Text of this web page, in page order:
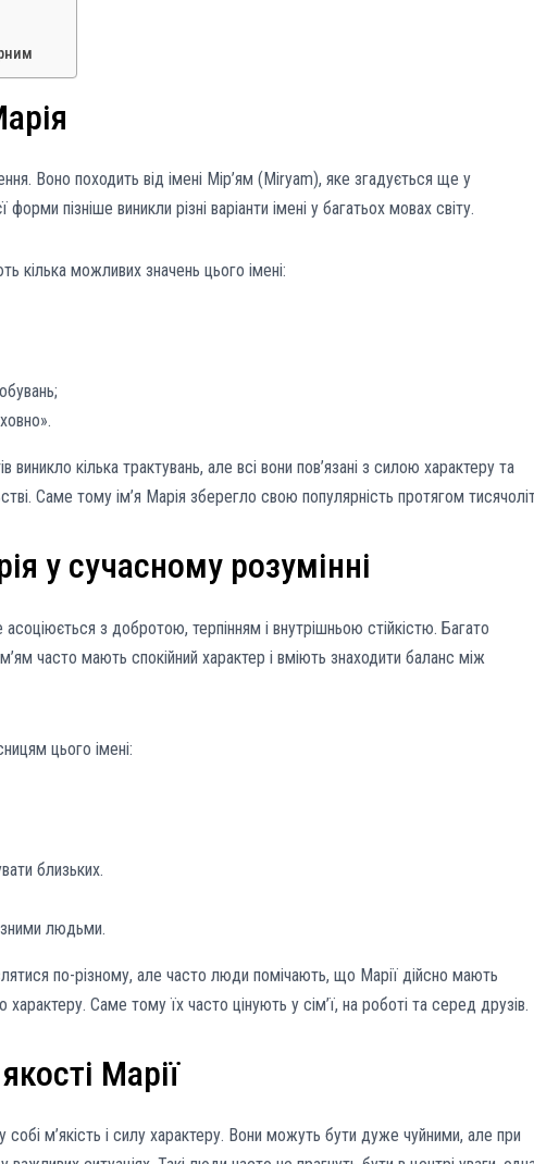
Воно походить від імені Мір’ям (Miryam), яке згадується ще у
форми пізніше виникли різні варіанти імені у багатьох мовах світу.
кілька можливих значень цього імені:
виникло кілька трактувань, але всі вони пов’язані з силою характеру та
Саме тому ім’я Марія зберегло свою популярність протягом
у сучасному розумінні
асоціюється з добротою, терпінням і внутрішньою стійкістю. Багато
часто мають спокійний характер і вміють знаходити баланс між
цього імені:
близьких.
людьми.
по-різному, але часто люди помічають, що Марії дійсно мають
характеру. Саме тому їх часто цінують у сім’ї, на роботі та серед друзів.
Марії
собі м’якість і силу характеру. Вони можуть бути дуже чуйними, але при